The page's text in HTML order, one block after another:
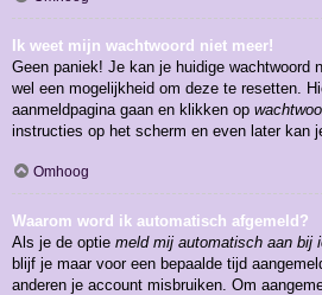
Ik weet mijn wachtwoord niet meer!
Geen paniek! Je kan je huidige wachtwoord
wel een mogelijkheid om deze te resetten.
aanmeldpagina gaan en klikken op
instructies op het scherm en even later kan
Omhoog
Waarom word ik automatisch afgemeld?
Als je de optie meld mij automatisch aan bij
blijf je maar voor een bepaalde tijd
anderen je account misbruiken. Om